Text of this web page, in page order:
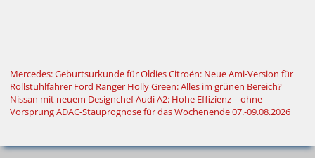
Mercedes: Geburtsurkunde für OldiesCitroën: Neue Ami-Version für
Rollstuhlfahrer Ford Ranger Holly Green: Alles im grünen Bereich?
Nissan mit neuem DesignchefAudi A2: Hohe Effizienz – ohne
VorsprungADAC-Stauprognose für das Wochenende 07.-09.08.2026